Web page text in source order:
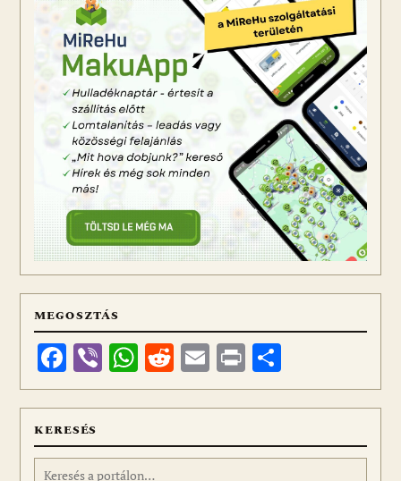
MEGOSZTÁS
Facebook
ViberWhatsApp
Reddit
Email
Print
meg
KERESÉS
Keresés: